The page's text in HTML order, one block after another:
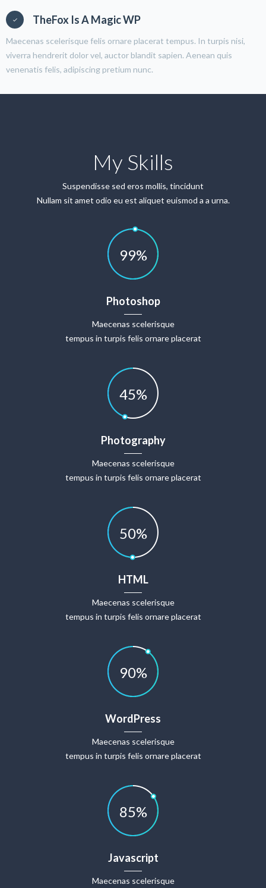
TheFox Is A Magic WP
Maecenas scelerisque felis ornare placerat tempus. In turpis nisi,
viverra hendrerit dolor vel, auctor blandit sapien. Aenean quis
venenatis felis, adipiscing pretium nunc.
My Skills
Suspendisse sed eros mollis, tincidunt
Nullam sit amet odio eu est aliquet euismod a a urna.
99%
Photoshop
Maecenas scelerisque
tempus in turpis felis ornare placerat
45%
Photography
Maecenas scelerisque
tempus in turpis felis ornare placerat
50%
HTML
Maecenas scelerisque
tempus in turpis felis ornare placerat
90%
WordPress
Maecenas scelerisque
tempus in turpis felis ornare placerat
85%
Javascript
Maecenas scelerisque